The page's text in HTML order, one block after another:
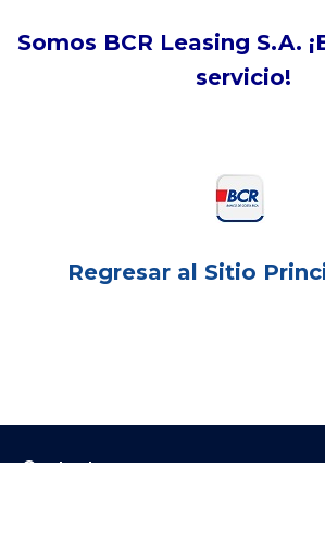
Somos BCR Leasing S.A.
servicio!
Regresar al Sitio
Contactanos